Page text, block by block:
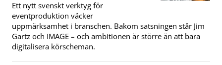
Ett nytt svenskt verktyg för
eventproduktion väcker
uppmärksamhet i branschen. Bakom satsningen står Jim
Gartz och IMAGE – och ambitionen är större än att bara
digitalisera körscheman.